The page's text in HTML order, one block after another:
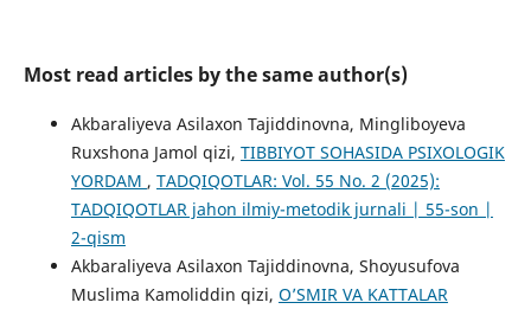
Most read articles by the same author(s)
Akbaraliyeva Asilaxon Tajiddinovna, Mingliboyeva
Ruxshona Jamol qizi, TIBBIYOT SOHASIDA PSIXOLOGIK
YORDAM , TADQIQOTLAR: Vol. 55 No. 2 (2025):
TADQIQOTLAR jahon ilmiy-metodik jurnali | 55-son |
2-qism
Akbaraliyeva Asilaxon Tajiddinovna, Shoyusufova
Muslima Kamoliddin qizi, O’SMIR VA KATTALAR